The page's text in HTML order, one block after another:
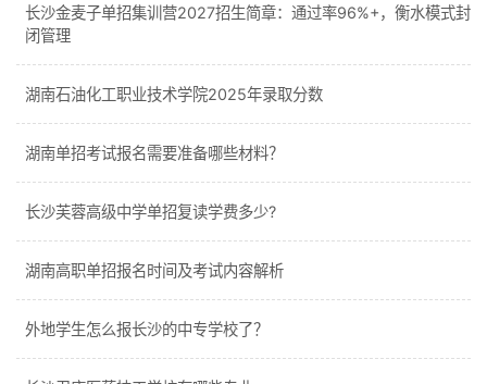
长沙金麦子单招集训营2027招生简章：通过率96%+，衡水模式封
闭管理
湖南石油化工职业技术学院2025年录取分数
湖南单招考试报名需要准备哪些材料？
长沙芙蓉高级中学单招复读学费多少?
湖南高职单招报名时间及考试内容解析
外地学生怎么报长沙的中专学校了？